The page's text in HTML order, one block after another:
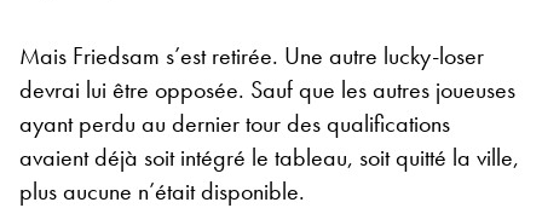
Mais Friedsam s’est retirée. Une autre lucky-loser
devrai lui être opposée. Sauf que les autres joueuses
ayant perdu au dernier tour des qualifications
avaient déjà soit intégré le tableau, soit quitté la ville,
plus aucune n’était disponible.